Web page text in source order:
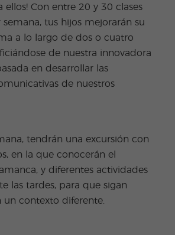
ellos! Con entre 20 y 30 clases
tus hijos mejorarán su
a lo largo de dos o cuatro
de nuestra innovadora
en desarrollar las
de nuestros
tendrán una excursión con
en la que conocerán el
y diferentes actividades
las tardes, para que sigan
un contexto diferente.